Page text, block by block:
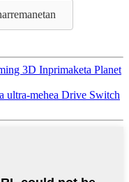
3D Inprimaketa Planet
mehea Drive Switch